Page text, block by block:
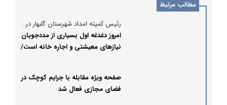
مطالب مرتبط
رئیس کمیته امداد شهرستان گلبهار در گفتگو با پُرسون مطرح کرد:
امروز دغدغه اول بسیاری از مددجویان
نیازهای معیشتی و اجاره خانه است/
صفحه ویژه مقابله با جرایم کوچک در
فضای مجازی فعال شد